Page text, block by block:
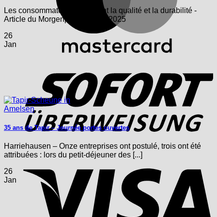
Les consommateurs valorisent la qualité et la durabilité -
Article du Morgenpost du 17.1.2025
26
Jan
35 ans de Tapir – Journée portes ouvertes
Harriehausen – Onze entreprises ont postulé, trois ont été
attribuées : lors du petit-déjeuner des [...]
26
Jan